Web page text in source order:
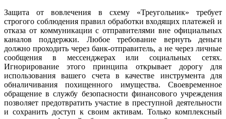
Защита от вовлечения в схему «Треугольник» требует
строгого соблюдения правил обработки входящих платежей и
отказа от коммуникации с отправителями вне официальных
каналов поддержки. Любое требование вернуть деньги
должно проходить через банк-отправитель, а не через личные
сообщения в мессенджерах или социальных сетях.
Игнорирование этого принципа открывает дорогу для
использования вашего счета в качестве инструмента для
обналичивания похищенного имущества. Своевременное
обращение в службу безопасности финансового учреждения
позволяет предотвратить участие в преступной деятельности
и сохранить доступ к своим активам. Только комплексный